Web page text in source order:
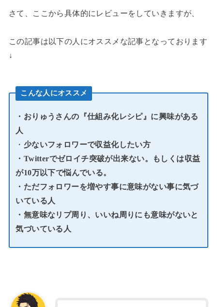
さて、ここから具体的にレビューをしていきますが、
この記事は以下の人にオススメな記事となっております
↓
こんな人にオススメ
・おりゅうさんの『仕組み化レシピ』に興味がある
人
・ 少ないフォロワーで収益化したい方
・Twitterでゼロイチ突破が出来ない。もしくは収益
が10万以下で悩んでいる。
・ただフォロワーを増やす事に意味がない事に気づ
いている人
・無意味なリプ周り、いいね周りにも意味がないと
気づいている人